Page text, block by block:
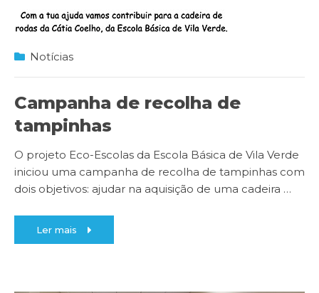
Notícias
Campanha de recolha de
tampinhas
O projeto Eco-Escolas da Escola Básica de Vila Verde
iniciou uma campanha de recolha de tampinhas com
dois objetivos: ajudar na aquisição de uma cadeira …
Ler mais